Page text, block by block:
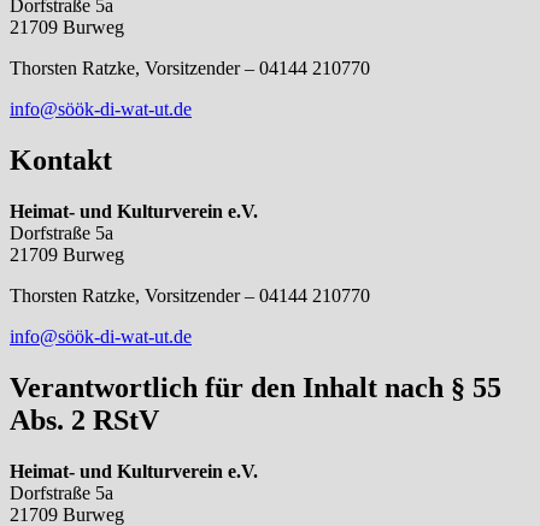
Dorfstraße 5a
21709 Burweg
Thorsten Ratzke, Vorsitzender – 04144 210770
info@söök-di-wat-ut.de
Kontakt
Heimat- und Kulturverein e.V.
Dorfstraße 5a
21709 Burweg
Thorsten Ratzke, Vorsitzender – 04144 210770
info@söök-di-wat-ut.de
Verantwortlich für den Inhalt nach § 55
Abs. 2 RStV
Heimat- und Kulturverein e.V.
Dorfstraße 5a
21709 Burweg